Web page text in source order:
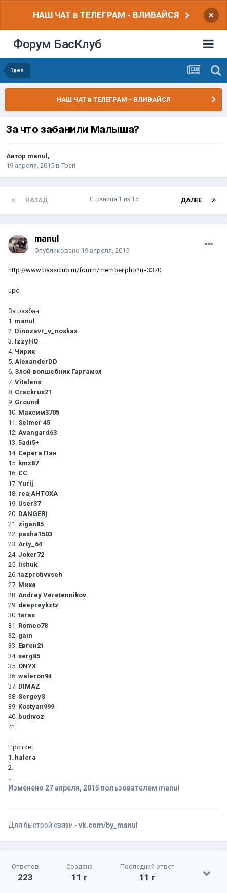
НАШ ЧАТ в ТЕЛЕГРАМ - ВЛИВАЙСЯ ×
Форум БасКлуб
Треп
НАШ ЧАТ в ТЕЛЕГРАМ - ВЛИВАЙСЯ
За что забанили Малыша?
Автор manul ,
19 апреля, 2015 в Треп
НАЗАД ДАЛЕЕ
Страница 1 из 15
manul
Опубликовано 19 апреля, 2015
http://www.bassclub.ru/forum/member.php?u=3370
upd
За разбан:
1. manul
2. Dinozavr_v_noskax
3. IzzyHQ
4. Чирик
5. AlexanderDD
6. Злой волшебник Гаргамэл
7. Vitalens
8. Crackrus21
9. Ground
10. Максим3705
11. Selmer 45
12. Avangard63
13. 5adi5+
14. Серёга Пан
15. kmx87
16. СС
17. Yurij
18. rea|AHTOXA
19. User37
20. DANGER)
21. zigan85
22. pasha1503
23. Arty_64
24. Joker72
25. lishuk
26. tazprotivvseh
27. Мика
28. Andrey Veretennikov
29. deepreykztz
30. taras
31. Romeo78
32. gain
33. Евген21
34. serg85
35. ONYX
36. waleron94
37. DIMAZ
38. SergeyS
39. Kostyan999
40. budivoz
41.
...
Против:
1. halera
2.
...
Изменено 27 апреля, 2015 пользователем manul
Для быстрой связи - vk.com/by_manul
Ответов
223
Создана
11 г
Последний ответ
11 г